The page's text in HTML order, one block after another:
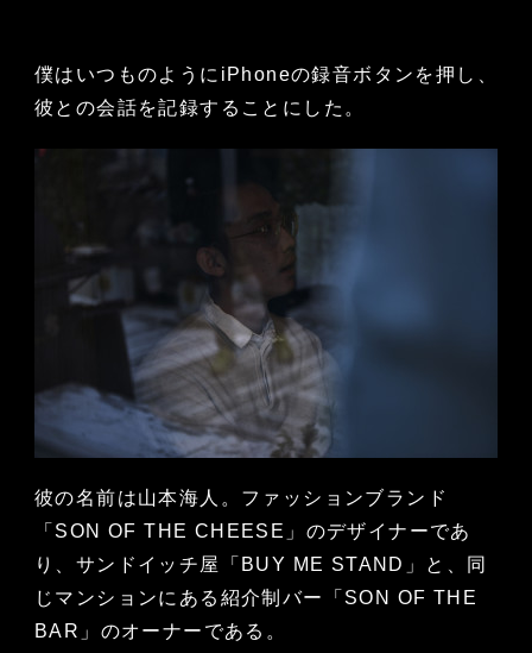
僕はいつものようにiPhoneの録音ボタンを押し、
彼との会話を記録することにした。
彼の名前は山本海人。ファッションブランド
「SON OF THE CHEESE」のデザイナーであ
り、サンドイッチ屋「BUY ME STAND」と、同
じマンションにある紹介制バー「SON OF THE
BAR」のオーナーである。